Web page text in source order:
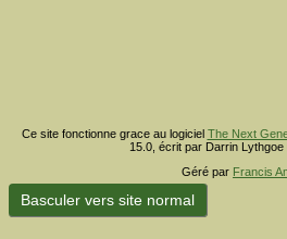
Ce site fonctionne grace au logiciel The Next
15.0, écrit par Darrin Lythgoe
Géré par Francis
Basculer vers site normal